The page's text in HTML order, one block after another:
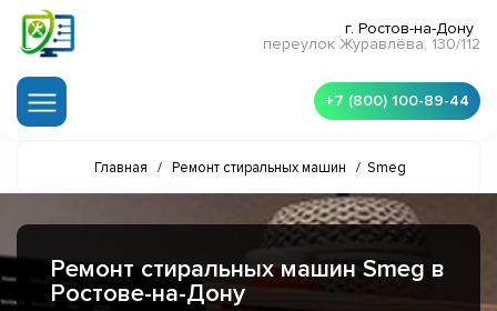
г. Ростов-на-Дону
переулок Журавлёва, 130/112
+7 (800) 100-89-44
Главная / Ремонт стиральных машин / Smeg
Ремонт стиральных машин Smeg в
Ростове-на-Дону